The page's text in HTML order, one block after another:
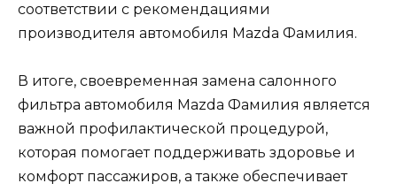
соответствии с рекомендациями
производителя автомобиля Mazda Фамилия.
В итоге, своевременная замена салонного
фильтра автомобиля Mazda Фамилия является
важной профилактической процедурой,
которая помогает поддерживать здоровье и
комфорт пассажиров, а также обеспечивает